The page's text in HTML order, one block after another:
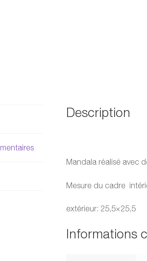
Description
Mandala réalisé avec
Mesure du cadre
extérieur: 25,5×25,5
Informations